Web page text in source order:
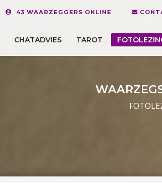
43 WAARZEGGERS ONLINE
CHATADVIES TAROT